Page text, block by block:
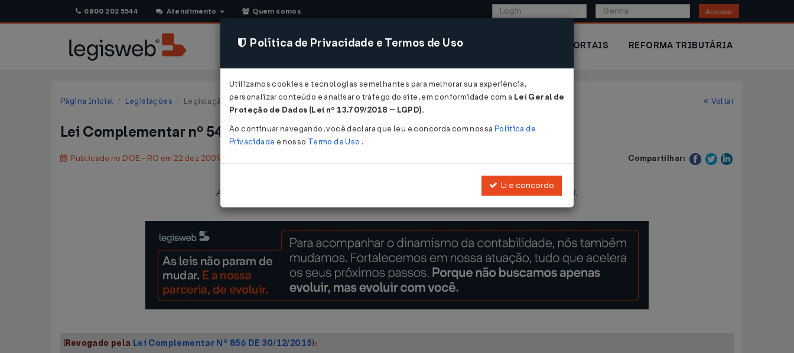
0800 202 5544 Atendimento Quem somos Acessar
CONSULTORIA SISTEMAS COMÉRCIO EXTERIOR PORTAIS REFORMA TRIBUTÁRIA
Página Inicial Legislações Legislação Estadual - Rondônia Voltar
Lei Complementar nº 541 de 21/12/2009
Publicado no DOE - RO em 22 dez 2009 Compartilhar:
Altera redação do inciso II do art. 5º da Lei Complementar nº 283, de 14 de agosto de 2003.
(Revogado pela Lei Complementar Nº 856 DE 30/12/2015):
Política de Privacidade e Termos de Uso
Utilizamos cookies e tecnologias semelhantes para melhorar sua experiência,
personalizar conteúdo e analisar o tráfego do site, em conformidade com a Lei Geral de
Proteção de Dados (Lei nº 13.709/2018 – LGPD).
Ao continuar navegando, você declara que leu e concorda com nossa Política de
Privacidade e nosso Termo de Uso .
Li e concordo